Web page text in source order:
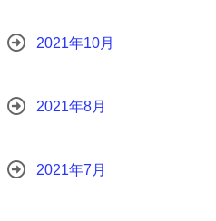
2021年10月
2021年8月
2021年7月